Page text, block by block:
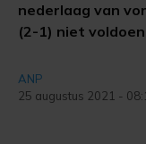
nederlaag van
(2-1) niet
ANP
25 augustus 2021 -